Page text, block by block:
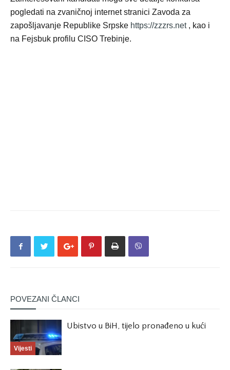
pogledati na zvaničnoj internet stranici Zavoda za
zapošljavanje Republike Srpske https://zzzrs.net , kao i
na Fejsbuk profilu CISO Trebinje.
POVEZANI ČLANCI
Vijesti
Ubistvo u BiH, tijelo pronađeno u kući